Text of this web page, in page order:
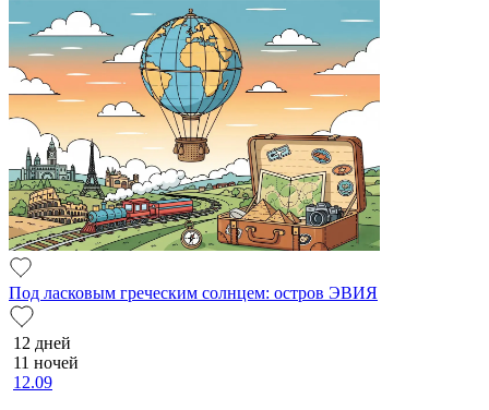
Под ласковым греческим солнцем: остров ЭВИЯ
12 дней
11 ночей
12.09